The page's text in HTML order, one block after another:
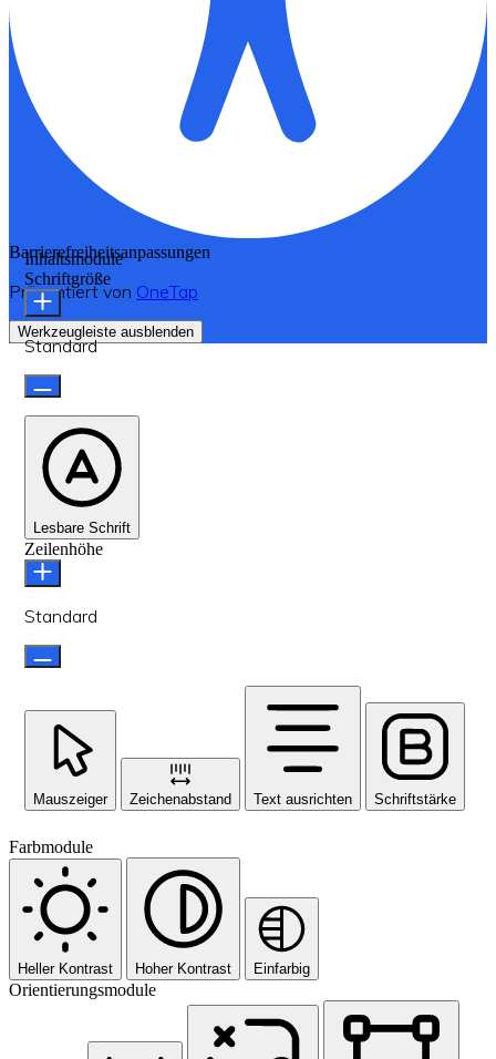
Barrierefreiheitsanpassungen
Präsentiert von OneTap
Werkzeugleiste ausblenden
Inhaltsmodule
Schriftgröße
Standard
Lesbare Schrift
Zeilenhöhe
Standard
Mauszeiger Zeichenabstand Text ausrichten Schriftstärke
Farbmodule
Heller Kontrast Hoher Kontrast Einfarbig
Orientierungsmodule